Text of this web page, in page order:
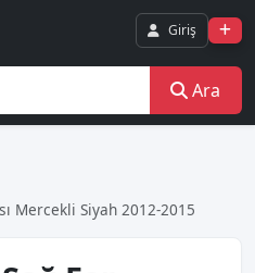
Giriş
Ara
Mercekli Siyah 2012-2015